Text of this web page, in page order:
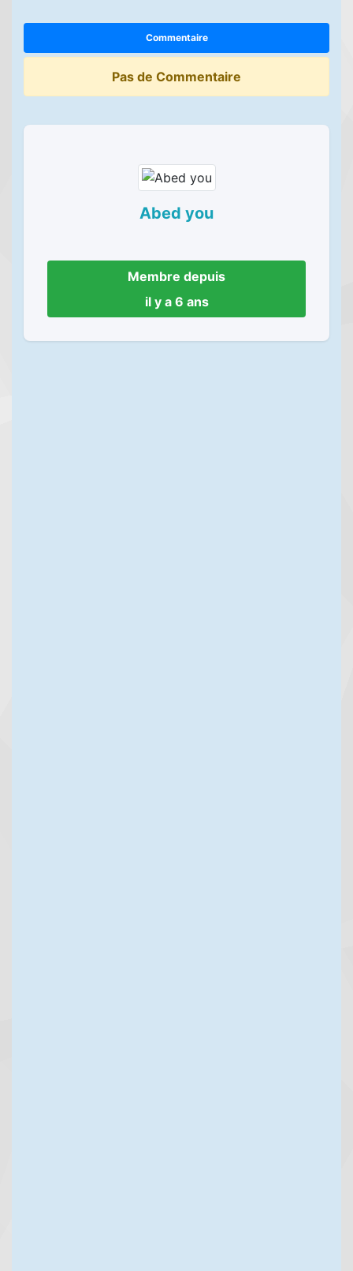
Commentaire
Pas de Commentaire
Abed you
Membre depuis
il y a 6 ans